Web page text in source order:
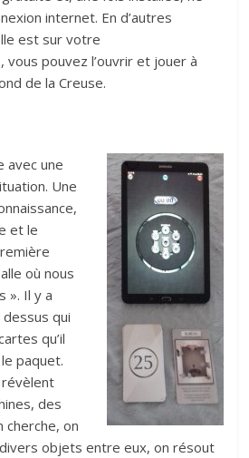
internet. En d’autres
est sur votre
pouvez l’ouvrir et jouer à
de la Creuse.
avec une
Une
et le
où nous
». Il y a
qui
qu’il
paquet.
révèlent
des
on
objets entre eux, on résout